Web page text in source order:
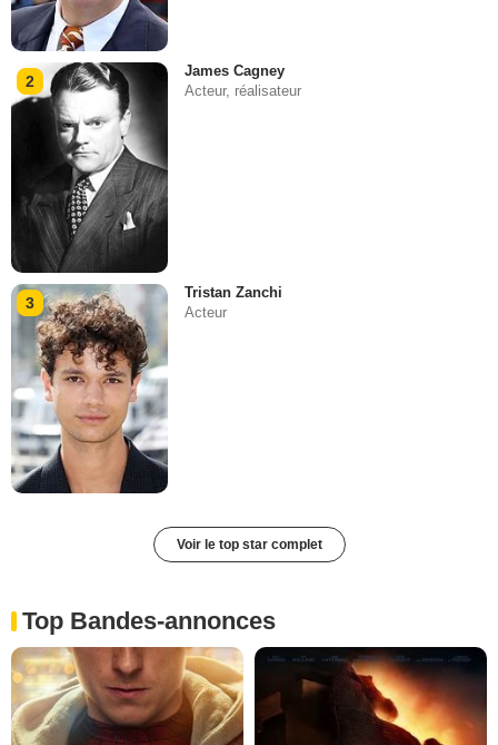
2
James Cagney
Acteur, réalisateur
3
Tristan Zanchi
Acteur
Voir le top star complet
Top Bandes-annonces